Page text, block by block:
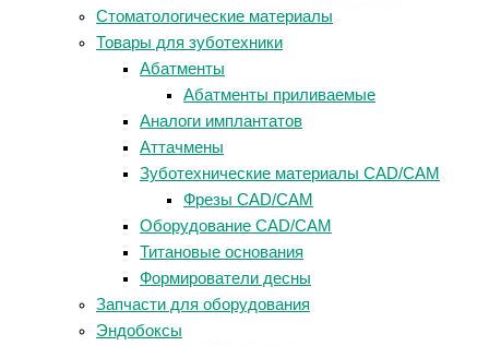
Стоматологические материалы
Товары для зуботехники
Абатменты
Абатменты приливаемые
Аналоги имплантатов
Аттачмены
Зуботехнические материалы CAD/CAM
Фрезы CAD/CAM
Оборудование CAD/CAM
Титановые основания
Формирователи десны
Запчасти для оборудования
Эндобоксы